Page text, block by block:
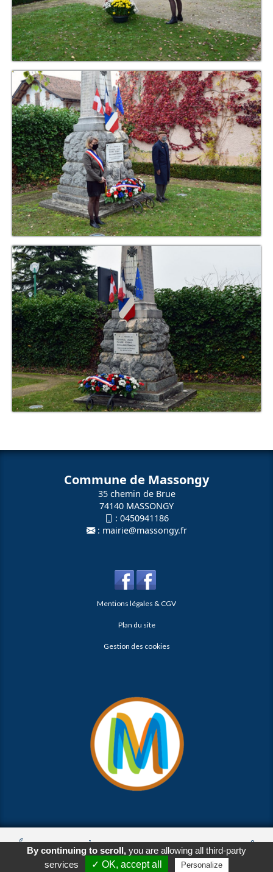
Commune de Massongy
35 chemin de Brue
74140 MASSONGY
: 0450941186
: mairie@massongy.fr
Mentions légales & CGV
Plan du site
Gestion des cookies
Appeler E-Mail Venir
© 2026 Agence Web Thonon Les Bains - Référencement Google
Thonon Les Bains
Clic And Go
création site internet thonon
clicandgo.com
By continuing to scroll,you are allowing all third-party
services
✓ OK, accept all Personalize